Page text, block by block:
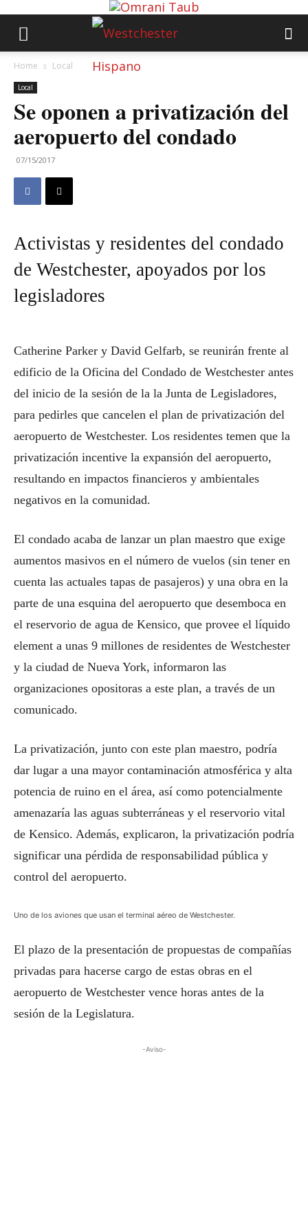
Home Local
Local
Se oponen a privatización del
aeropuerto del condado
07/15/2017
Activistas y residentes del condado
de Westchester, apoyados por los
legisladores
Catherine Parker y David Gelfarb, se reunirán frente al
edificio de la Oficina del Condado de Westchester antes
del inicio de la sesión de la la Junta de Legisladores,
para pedirles que cancelen el plan de privatización del
aeropuerto de Westchester. Los residentes temen que la
privatización incentive la expansión del aeropuerto,
resultando en impactos financieros y ambientales
negativos en la comunidad.
El condado acaba de lanzar un plan maestro que exige
aumentos masivos en el número de vuelos (sin tener en
cuenta las actuales tapas de pasajeros) y una obra en la
parte de una esquina del aeropuerto que desemboca en
el reservorio de agua de Kensico, que provee el líquido
element a unas 9 millones de residentes de Westchester
y la ciudad de Nueva York, informaron las
organizaciones opositoras a este plan, a través de un
comunicado.
La privatización, junto con este plan maestro, podría
dar lugar a una mayor contaminación atmosférica y alta
potencia de ruino en el área, así como potencialmente
amenazaría las aguas subterráneas y el reservorio vital
de Kensico. Además, explicaron, la privatización podría
significar una pérdida de responsabilidad pública y
control del aeropuerto.
Uno de los aviones que usan el terminal aéreo de Westchester.
El plazo de la presentación de propuestas de compañías
privadas para hacerse cargo de estas obras en el
aeropuerto de Westchester vence horas antes de la
sesión de la Legislatura.
-Aviso-